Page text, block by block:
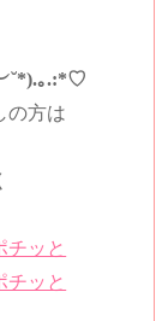
｡.:*♡
の方は
ッと
チッと